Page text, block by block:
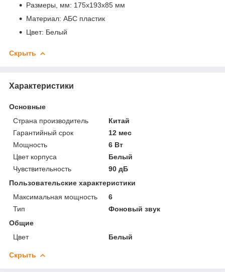
Размеры, мм: 175х193х85 мм
Материал: АБС пластик
Цвет: Белый
Скрыть
Характеристики
Основные
Страна производитель
Китай
Гарантийный срок
12 мес
Мощность
6 Вт
Цвет корпуса
Белый
Чувствительность
90 дБ
Пользовательские характеристики
Максимальная мощность
6
Тип
Фоновый звук
Общие
Цвет
Белый
Скрыть